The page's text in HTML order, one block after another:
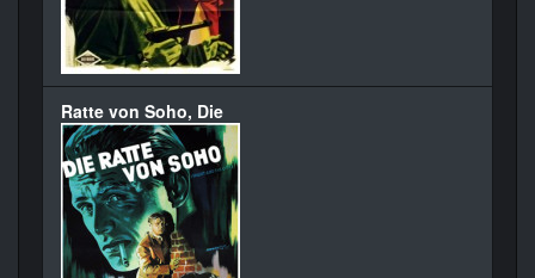
Ratte von Soho, Die